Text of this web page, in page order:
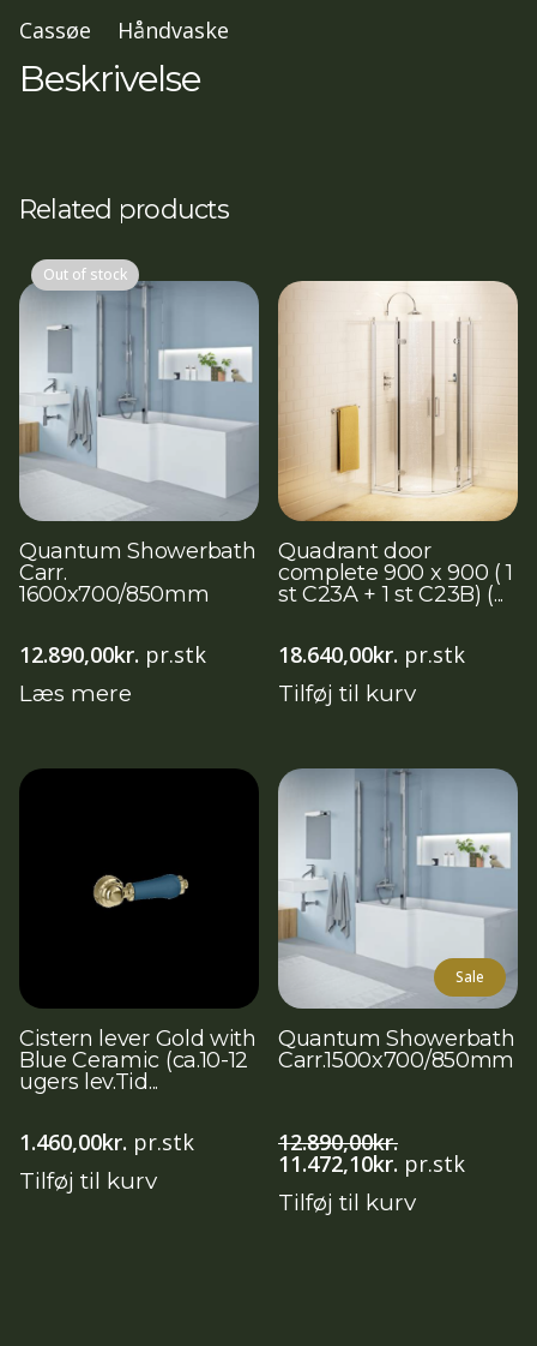
let
grundet
Cassøe Håndvaske
Beskrivelse
Related products
Out of stock
Quantum Showerbath
Carr.
1600x700/850mm
12.890,00kr. pr.stk
Læs mere
Quadrant door
complete 900 x 900 ( 1
st C23A + 1 st C23B) (...
18.640,00kr. pr.stk
Tilføj til kurv
Cistern lever Gold with
Blue Ceramic (ca.10-12
ugers lev.Tid...
1.460,00kr. pr.stk
Tilføj til kurv
Sale
Quantum Showerbath
Carr.1500x700/850mm
12.890,00kr.
Den
oprindelige
pris
11.472,10kr. Den
aktuelle
pris
pr.stk
Tilføj til kurv